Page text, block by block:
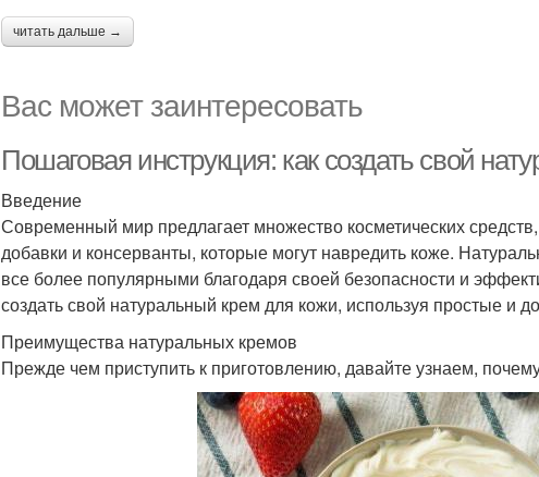
читать дальше →
Вас может заинтересовать
Пошаговая инструкция: как создать свой
Введение
Современный мир предлагает множество косметических
добавки и консерванты, которые могут навредить коже.
все более популярными благодаря своей безопасности и
создать свой натуральный крем для кожи, используя простые и
Преимущества натуральных кремов
Прежде чем приступить к приготовлению, давайте узнаем,